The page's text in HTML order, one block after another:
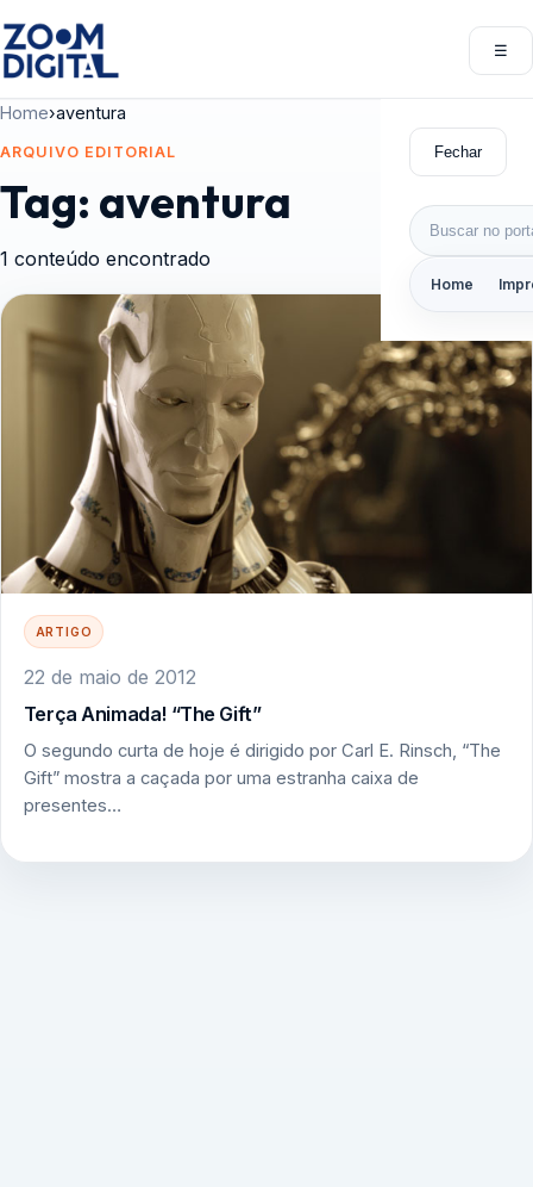
☰
Fechar
Buscar por:
Home
Home›aventura
ARQUIVO EDITORIAL
Tag: aventura
1 conteúdo encontrado
ARTIGO
22 de maio de 2012
Terça Animada! “The Gift”
O segundo curta de hoje é dirigido por Carl E. Rinsch, “The
Gift” mostra a caçada por uma estranha caixa de
presentes…